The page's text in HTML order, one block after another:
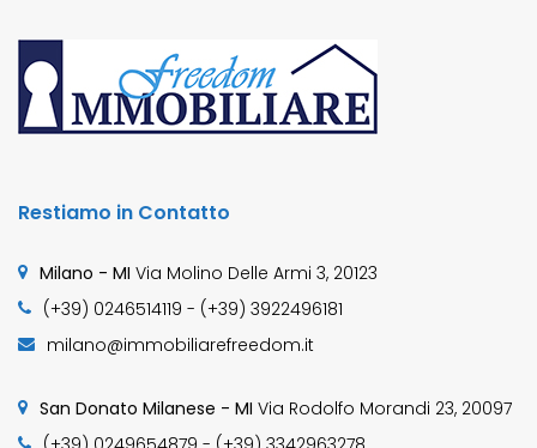
Restiamo in Contatto
Milano - MI Via Molino Delle Armi 3, 20123
(+39) 0246514119 - (+39) 3922496181
milano@immobiliarefreedom.it
San Donato Milanese - MI Via Rodolfo Morandi 23, 20097